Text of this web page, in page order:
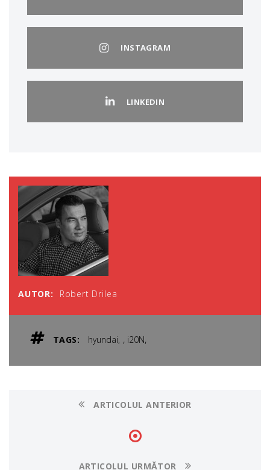
INSTAGRAM
LINKEDIN
AUTOR: Robert Drilea
TAGS: hyundai , i20N,
ARTICOLUL ANTERIOR
ARTICOLUL URMĂTOR